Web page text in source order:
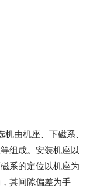
由机座、下磁系、
组成。安装机座以
系的定位以机座为
其间隙偏差为手